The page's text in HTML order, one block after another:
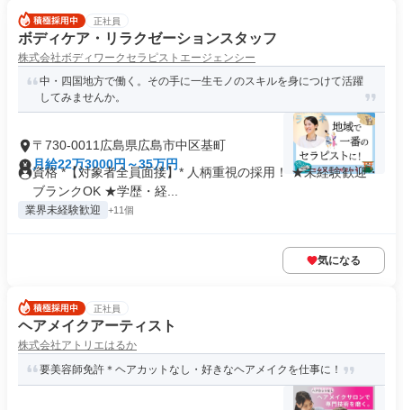
正社員
ボディケア・リラクゼーションスタッフ
株式会社ボディワークセラピストエージェンシー
中・四国地方で働く。その手に一生モノのスキルを身につけて活躍
してみませんか。
〒730-0011広島県広島市中区基町
月給22万3000円～35万円
資格 *【対象者全員面接】* 人柄重視の採用！ ★未経験歓迎・
ブランクOK ★学歴・経...
業界未経験歓迎 +11個
気になる
正社員
ヘアメイクアーティスト
株式会社アトリエはるか
要美容師免許＊ヘアカットなし・好きなヘアメイクを仕事に！